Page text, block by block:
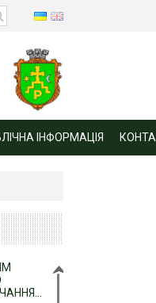
ІНФОРМАЦІЯ